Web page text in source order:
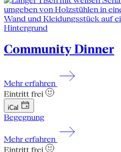
Community Dinner
Mehr erfahren
Eintritt frei
iCal
Begegnung
Mehr erfahren
Eintritt frei